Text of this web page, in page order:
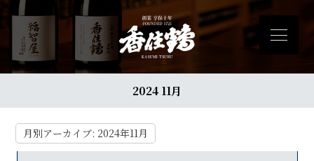
2024 11月
月別アーカイブ: 2024年11月